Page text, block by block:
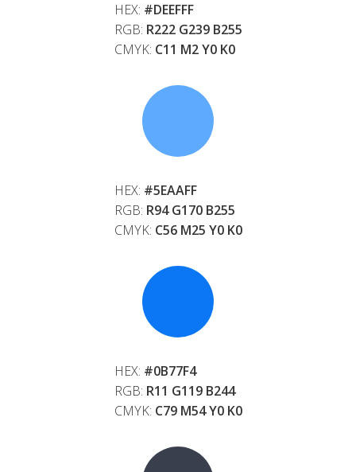
HEX: #DEEFFF
RGB: R222 G239 B255
CMYK: C11 M2 Y0 K0
HEX: #5EAAFF
RGB: R94 G170 B255
CMYK: C56 M25 Y0 K0
HEX: #0B77F4
RGB: R11 G119 B244
CMYK: C79 M54 Y0 K0